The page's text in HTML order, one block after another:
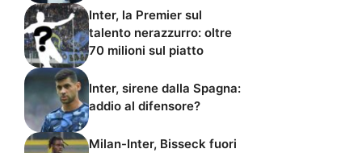
Inter, la Premier sul
talento nerazzurro: oltre
70 milioni sul piatto
Inter, sirene dalla Spagna:
addio al difensore?
Milan-Inter, Bisseck fuori